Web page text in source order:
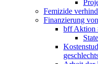
Femizide
Finanzierung
bff Aktion